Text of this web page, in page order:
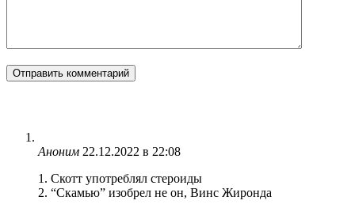
Аноним 22.12.2022 в 22:08
1. Скотт употреблял стероиды
2. “Скамью” изобрел не он, Винс Жиронда